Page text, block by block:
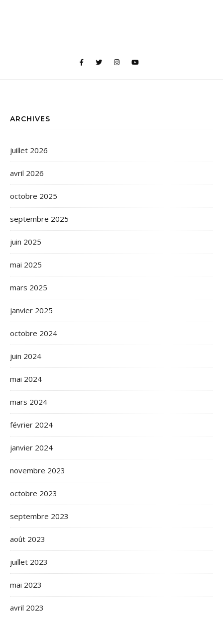
ARCHIVES
juillet 2026
avril 2026
octobre 2025
septembre 2025
juin 2025
mai 2025
mars 2025
janvier 2025
octobre 2024
juin 2024
mai 2024
mars 2024
février 2024
janvier 2024
novembre 2023
octobre 2023
septembre 2023
août 2023
juillet 2023
mai 2023
avril 2023